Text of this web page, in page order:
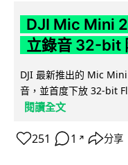
DJI Mic Mini
立錄音 32-bit
DJI 最新推出的 Mic
音，並首度下放 32-bit
閱讀全文
251 1 ↗ 分享